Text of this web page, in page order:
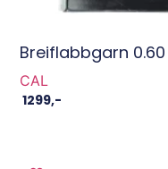
Breiflabbgarn
CAL
1299,-